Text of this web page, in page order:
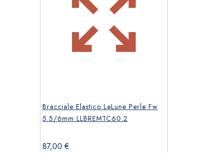
Bracciale Elastico LeLune Perle Fw
5.5/6mm LLBREMTC60.2
87,00€